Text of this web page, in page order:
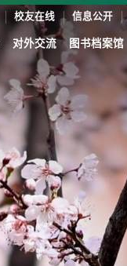
校友在线 信息公开
对外交流 图书档案馆